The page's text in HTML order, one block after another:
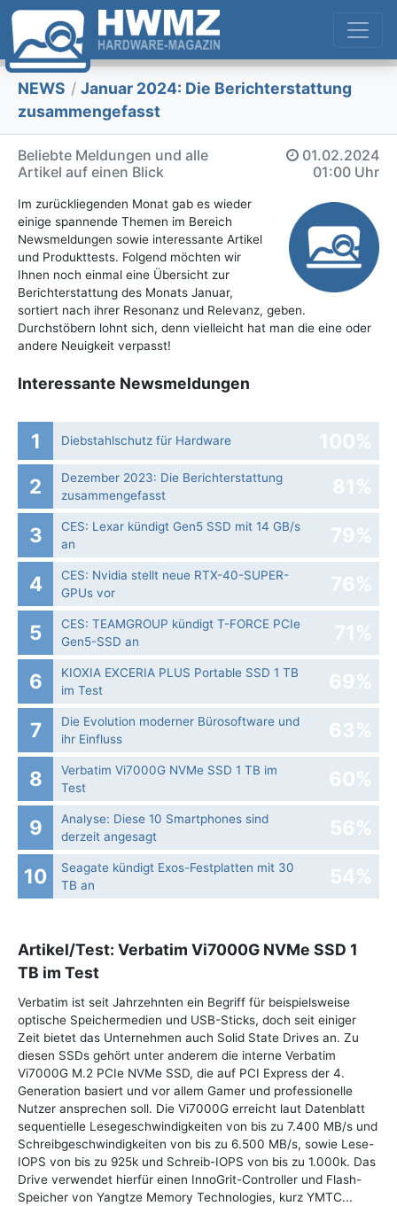
NEWS / Januar 2024: Die Bericht­erstattung
zusammengefasst
Beliebte Meldungen und alle
Artikel auf einen Blick
01.02.2024
01:00 Uhr
Im zurückliegenden Monat gab es wieder
einige spannende Themen im Bereich
Newsmeldungen sowie interessante Artikel
und Produkttests. Folgend möchten wir
Ihnen noch einmal eine Übersicht zur
Berichterstattung des Monats Januar,
sortiert nach ihrer Resonanz und Relevanz, geben.
Durchstöbern lohnt sich, denn vielleicht hat man die eine oder
andere Neuigkeit verpasst!
Interessante Newsmeldungen
1 Diebstahlschutz für Hardware
100%
2
Dezember 2023: Die Bericht­erstattung
zusammengefasst
81%
3
CES: Lexar kündigt Gen5 SSD mit 14 GB/s
an
79%
4
CES: Nvidia stellt neue RTX-40-SUPER-
GPUs vor
76%
5
CES: TEAMGROUP kündigt T-FORCE PCIe
Gen5-SSD an
71%
6
KIOXIA EXCERIA PLUS Portable SSD 1 TB
im Test
69%
7
Die Evolution moderner Bürosoftware und
ihr Einfluss
63%
8
Verbatim Vi7000G NVMe SSD 1 TB im
Test
60%
9
Analyse: Diese 10 Smartphones sind
derzeit angesagt
56%
10
Seagate kündigt Exos-Festplatten mit 30
TB an
54%
Artikel/Test: Verbatim Vi7000G NVMe SSD 1
TB im Test
Verbatim ist seit Jahrzehnten ein Begriff für beispielsweise
optische Speichermedien und USB-Sticks, doch seit einiger
Zeit bietet das Unternehmen auch Solid State Drives an. Zu
diesen SSDs gehört unter anderem die interne Verbatim
Vi7000G M.2 PCIe NVMe SSD, die auf PCI Express der 4.
Generation basiert und vor allem Gamer und professionelle
Nutzer ansprechen soll. Die Vi7000G erreicht laut Datenblatt
sequentielle Lesegeschwindigkeiten von bis zu 7.400 MB/s und
Schreibgeschwindigkeiten von bis zu 6.500 MB/s, sowie Lese-
IOPS von bis zu 925k und Schreib-IOPS von bis zu 1.000k. Das
Drive verwendet hierfür einen InnoGrit-Controller und Flash-
Speicher von Yangtze Memory Technologies, kurz YMTC...